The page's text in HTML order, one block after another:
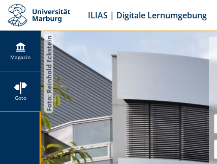
ILIAS | Digitale Lernumgebung
Magazin
Goto